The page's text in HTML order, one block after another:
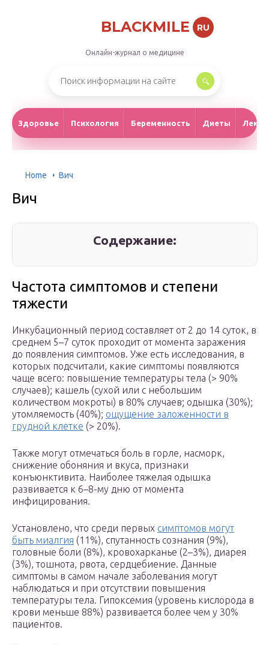
BLACKMILE RU
Онлайн-журнал о медицине
Здоровье Психология Беременность Диеты
Home Вич
Вич
Содержание:
Частота симптомов и степени
тяжести
Инкубационный период составляет от 2 до 14 суток, в
среднем 5–7 суток проходит от момента заражения
до появления симптомов. Уже есть исследования, в
которых подсчитали, какие симптомы появляются
чаще всего: повышение температуры тела (> 90%
случаев); кашель (сухой или с небольшим
количеством мокроты) в 80% случаев; одышка (30%);
утомляемость (40%); ощущение заложенности в
грудной клетке (> 20%).
Также могут отмечаться боль в горле, насморк,
снижение обоняния и вкуса, признаки
конъюнктивита. Наиболее тяжелая одышка
развивается к 6–8-му дню от момента
инфицирования.
Установлено, что среди первых симптомов могут
быть миалгия (11%), спутанность сознания (9%),
головные боли (8%), кровохарканье (2–3%), диарея
(3%), тошнота, рвота, сердцебиение. Данные
симптомы в самом начале заболевания могут
наблюдаться и при отсутствии повышения
температуры тела. Гипоксемия (уровень кислорода в
крови меньше 88%) развивается более чем у 30%
пациентов.